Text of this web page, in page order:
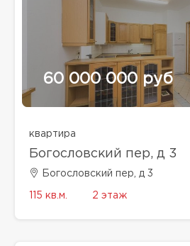
60 000 000 руб
квартира
Богословский пер, д 3
Богословский пер, д 3
115 кв.м. 2 этаж